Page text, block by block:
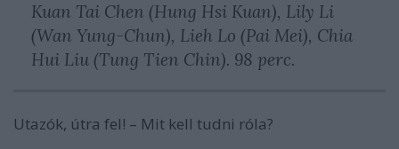
Kuan Tai Chen (Hung Hsi Kuan), Lily Li
(Wan Yung-Chun), Lieh Lo (Pai Mei), Chia
Hui Liu (Tung Tien Chin). 98 perc.
Utazók, útra fel! – Mit kell tudni róla?